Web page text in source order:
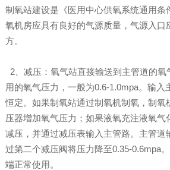
制氧站建设是《医用中心供氧系统通用条
氧机房应具有良好的气源质量，气源入口
方。
2、减压：氧气站直接输送到主管道的氧
用的氧气压力，一般为0.6-1.0mpa。输入
恒定。如果制氧站通过制氧机制氧，制氧
压器增加氧气压力；如果液氧充注液氧气
减压，并通过减压表输入主管路。主管道
过第二个减压阀将压力降至0.35-0.6mpa
端正常使用。